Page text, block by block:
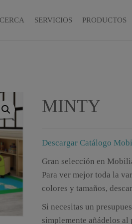
SERVICIOS PRODUCTOS
MINTY
Descargar Catálogo
Gran selección en
Para ver mejor toda la
colores y tamaños,
Si necesitas un
simplemente añádelos